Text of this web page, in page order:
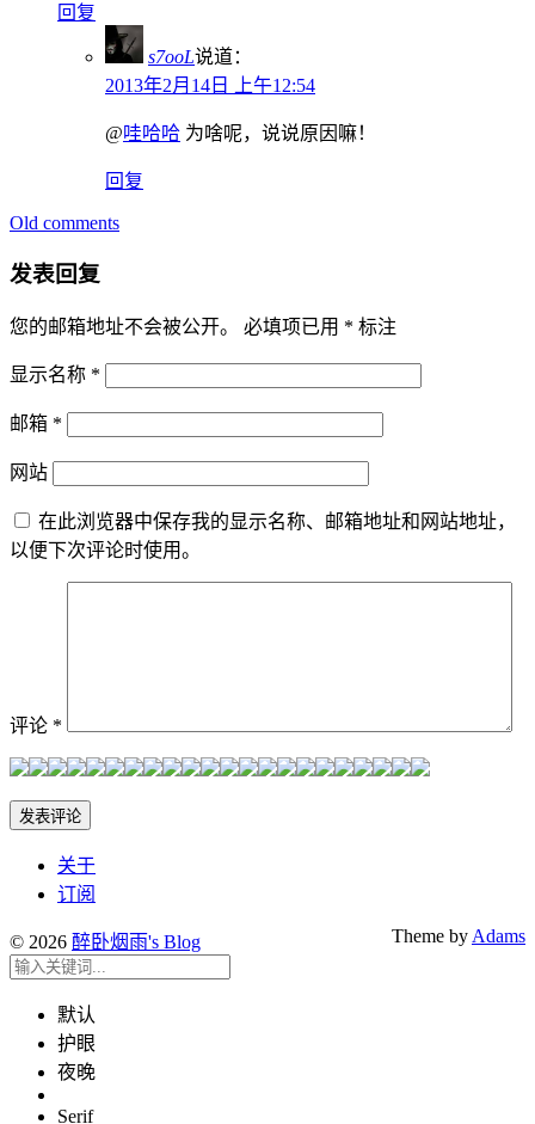
回复
s7ooL说道：
2013年2月14日 上午12:54
@哇哈哈 为啥呢，说说原因嘛！
回复
评
论
导
航
Old comments
发表回复
您的邮箱地址不会被公开。 必填项已用 * 标注
显示名称 *
邮箱 *
网站
在此浏览器中保存我的显示名称、邮箱地址和网站地址，
以便下次评论时使用。
评论 *
关于
订阅
© 2026 醉卧烟雨's Blog Theme by Adams
默认
护眼
夜晚
Serif